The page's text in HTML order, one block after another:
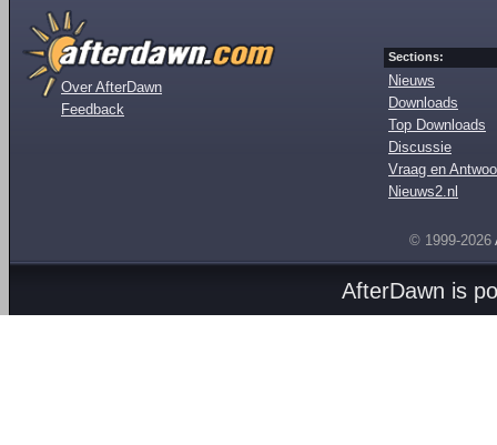
Over AfterDawn
Feedback
Sections:
Nieuws
Downloads
Top Downloads
Discussie
Vraag en
Nieuws2.nl
© 1999-2026
AfterDawn is